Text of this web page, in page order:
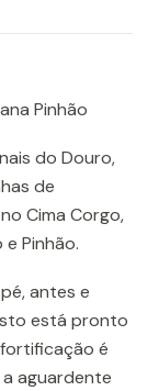
Pinhão
do Douro,
de
Cima Corgo,
Pinhão.
antes e
está pronto
é
aguardente